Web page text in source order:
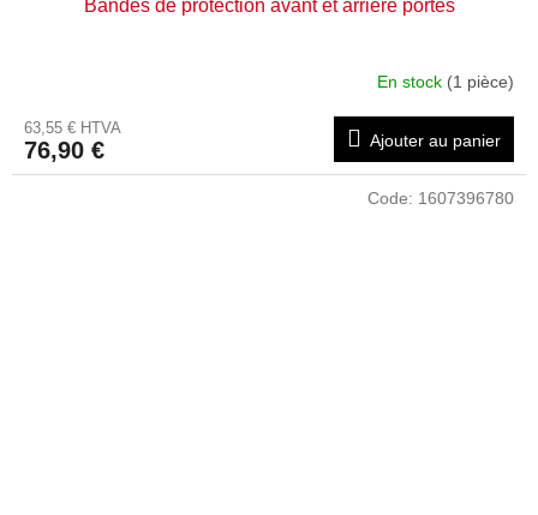
Bandes de protection avant et arrière portes
En stock (1 pièce)
63,55 € HTVA
76,90 € Ajouter au panier
Code: 1607396780